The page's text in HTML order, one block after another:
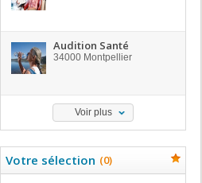
Audition Santé
34000 Montpellier
Voir plus
Votre sélection (0)